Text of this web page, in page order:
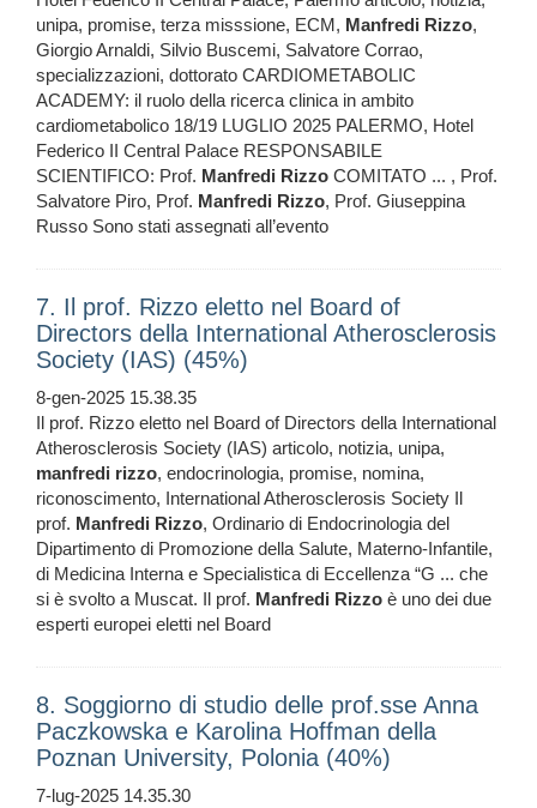
unipa, promise, terza misssione, ECM, Manfredi Rizzo,
Giorgio Arnaldi, Silvio Buscemi, Salvatore Corrao,
specializzazioni, dottorato CARDIOMETABOLIC
ACADEMY: il ruolo della ricerca clinica in ambito
cardiometabolico 18/19 LUGLIO 2025 PALERMO, Hotel
Federico II Central Palace RESPONSABILE
SCIENTIFICO: Prof. Manfredi Rizzo COMITATO ... , Prof.
Salvatore Piro, Prof. Manfredi Rizzo, Prof. Giuseppina
Russo Sono stati assegnati all’evento
7. Il prof. Rizzo eletto nel Board of
Directors della International Atherosclerosis
Society (IAS) (45%)
8-gen-2025 15.38.35
Il prof. Rizzo eletto nel Board of Directors della International
Atherosclerosis Society (IAS) articolo, notizia, unipa,
manfredi rizzo, endocrinologia, promise, nomina,
riconoscimento, International Atherosclerosis Society Il
prof. Manfredi Rizzo, Ordinario di Endocrinologia del
Dipartimento di Promozione della Salute, Materno-Infantile,
di Medicina Interna e Specialistica di Eccellenza “G ... che
si è svolto a Muscat. Il prof. Manfredi Rizzo è uno dei due
esperti europei eletti nel Board
8. Soggiorno di studio delle prof.sse Anna
Paczkowska e Karolina Hoffman della
Poznan University, Polonia (40%)
7-lug-2025 14.35.30